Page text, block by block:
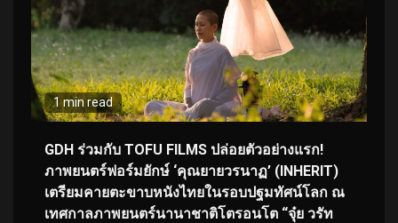
1 min read
GDH ร่วมกับ TOFU FILMS ปล่อยตัวอย่างแรก!
ภาพยนตร์ฟอร์มยักษ์ ‘คุณยายวรนาฏ’ (INHERIT)
เตรียมคายตะขาบหนังไทยในรอบปฐมทัศน์โลก ณ
เทศกาลภาพยนตร์นานาชาติโตรอนโต “จุ๋ย วรัท